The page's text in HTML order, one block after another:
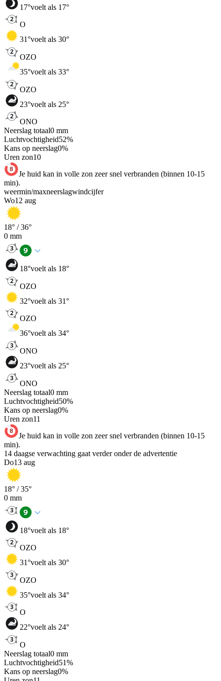
17°voelt als 17°
O
31°voelt als 30°
OZO
35°voelt als 33°
OZO
23°voelt als 25°
ONO
Neerslag totaal0 mm
Luchtvochtigheid52%
Kans op neerslag0%
Uren zon10
Je huid kan in volle zon zeer snel verbranden (binnen 10-15
min).
weermin/maxneerslagwindcijfer
Wo12 aug
18° /36°
0 mm
18°voelt als 18°
OZO
32°voelt als 31°
OZO
36°voelt als 34°
ONO
23°voelt als 25°
ONO
Neerslag totaal0 mm
Luchtvochtigheid50%
Kans op neerslag0%
Uren zon11
Je huid kan in volle zon zeer snel verbranden (binnen 10-15
min).
14 daagse verwachting gaat verder onder de advertentie
Do13 aug
18° /35°
0 mm
18°voelt als 18°
OZO
31°voelt als 30°
OZO
35°voelt als 34°
O
22°voelt als 24°
O
Neerslag totaal0 mm
Luchtvochtigheid51%
Kans op neerslag0%